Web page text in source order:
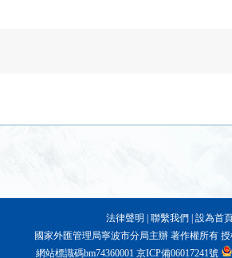
法律聲明 聯繫我們 設為首
國家外匯管理局寧波市分局主辦 著作權所有
網站標識碼bm74360001京ICP備06017241號